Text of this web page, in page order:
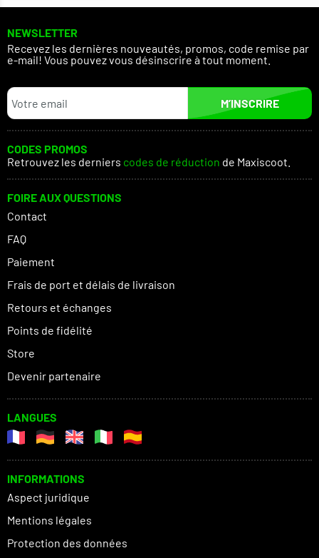
NEWSLETTER
Recevez les dernières nouveautés, promos, code remise par
e-mail! Vous pouvez vous désinscrire à tout moment.
M’INSCRIRE
CODES PROMOS
Retrouvez les derniers codes de réduction de Maxiscoot.
FOIRE AUX QUESTIONS
Contact
FAQ
Paiement
Frais de port et délais de livraison
Retours et échanges
Points de fidélité
Store
Devenir partenaire
LANGUES
INFORMATIONS
Aspect juridique
Mentions légales
Protection des données